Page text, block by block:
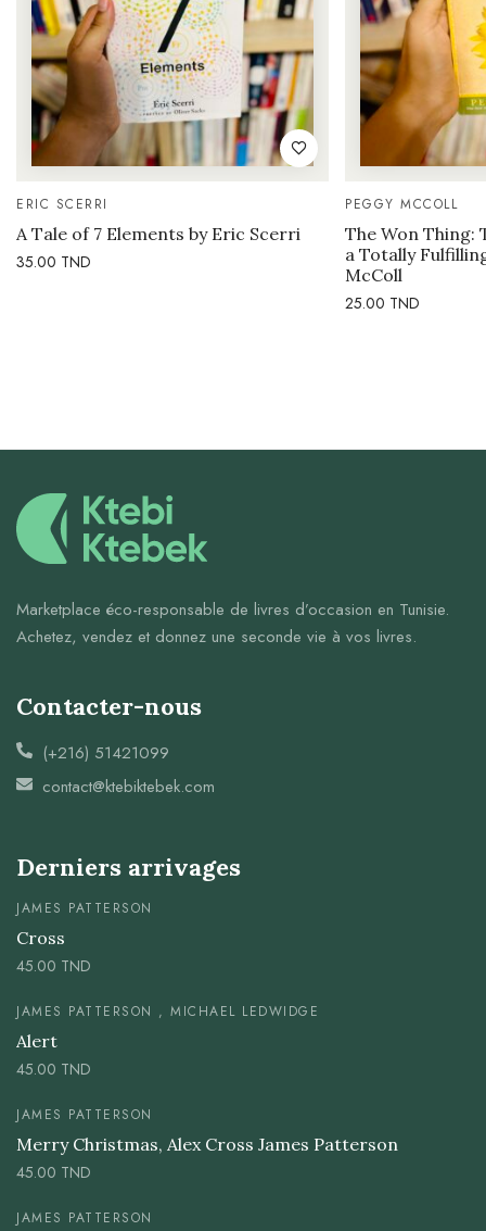
ERIC SCERRI
A Tale of 7 Elements by Eric Scerri
35.00 TND
PEGGY MCCOLL
The Won Thing:
a Totally
McColl
25.00 TND
Marketplace éco-responsable de livres d’occasion en Tunisie.
Achetez, vendez et donnez une seconde vie à vos livres.
Contacter-nous
(+216) 51421099
contact@ktebiktebek.com
Derniers arrivages
JAMES PATTERSON
Cross
45.00 TND
JAMES PATTERSON , MICHAEL LEDWIDGE
Alert
45.00 TND
JAMES PATTERSON
Merry Christmas, Alex Cross James Patterson
45.00 TND
JAMES PATTERSON